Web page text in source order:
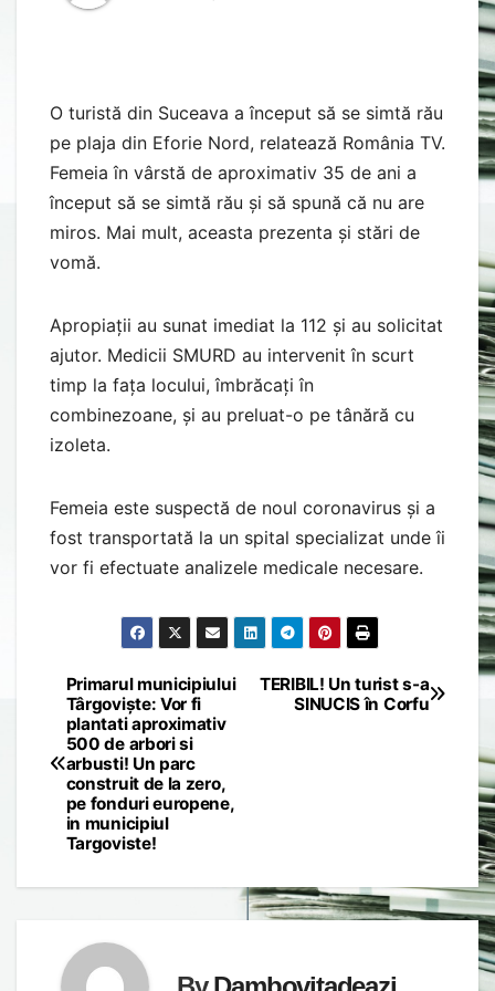
O turistă din Suceava a început să se simtă rău
pe plaja din Eforie Nord, relatează România TV.
Femeia în vârstă de aproximativ 35 de ani a
început să se simtă rău și să spună că nu are
miros. Mai mult, aceasta prezenta și stări de
vomă.
Apropiații au sunat imediat la 112 și au solicitat
ajutor. Medicii SMURD au intervenit în scurt
timp la fața locului, îmbrăcați în
combinezoane, și au preluat-o pe tânără cu
izoleta.
Femeia este suspectă de noul coronavirus și a
fost transportată la un spital specializat unde îi
vor fi efectuate analizele medicale necesare.
Post
navigation
TERIBIL! Un turist s-a
SINUCIS în Corfu
Primarul municipiului
Târgoviște: Vor fi
plantati aproximativ
500 de arbori si
arbusti! Un parc
construit de la zero,
pe fonduri europene,
in municipiul
Targoviste!